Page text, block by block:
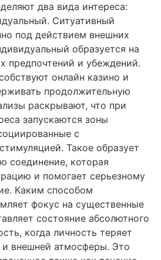
два вида интереса:
Ситуативный
под действием внешних
образуется на
предпочтений и убеждений.
онлайн казино и
продолжительную
раскрывают, что при
запускаются зоны
с
Такое образует
соединение, которая
и помогает серьезному
Каким способом
фокус на существенные
состояние абсолютного
когда личность теряет
и внешней атмосферы. Это